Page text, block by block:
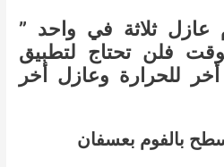
عازل ثلاثة في واحد ”
فلن تحتاج لتطبيق
للحرارة وعازل أخر
بالفوم بعسفان